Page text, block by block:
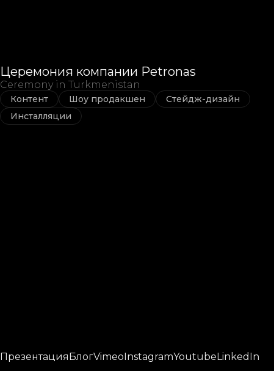
Церемония компании Petronas
Ceremony in Turkmenistan
Контент Шоу продакшен
Стейдж-дизайн
Инсталляции
Презентация БлогVimeo InstagramYoutube LinkedIn